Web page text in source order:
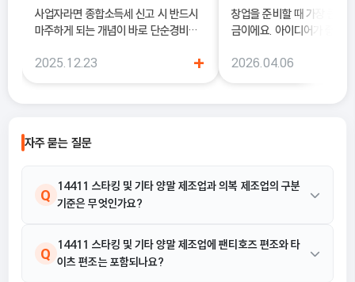
사업자라면 종합소득세 신고 시 반드시
마주하게 되는 개념이 바로 단순경비율
에서는 이 두 가지의 차이를 정확히 이해
경비율의 개념부터, 어떤 경우에 어떤 방
으로 정리합니다.
2025.12.23 +
창업을 준비할 때 가장 큰 고
금이에요. 아이디어가 좋아
이럴 때 도움이 되는 것이 바
2026.04.06
자주 묻는 질문
Q
14411 스타킹 및 기타 양말 제조업과 의복 제조업의 구분
기준은 무엇인가요?
A 14411 스타킹 및 기타 양말 제조업은 각종 섬유로 남녀용 및 유아
용의 각종 스타킹 및 기타 양말을 편조하는 활동에 해당합니다. 반
Q
14411 스타킹 및 기타 양말 제조업에 팬티호즈 편조와 타
이츠 편조는 포함되나요?